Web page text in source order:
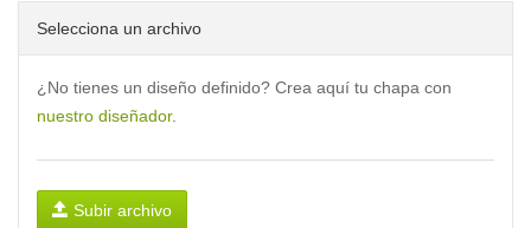
Selecciona un archivo
¿No tienes un diseño definido? Crea aquí tu chapa con
nuestro diseñador.
Subir archivo